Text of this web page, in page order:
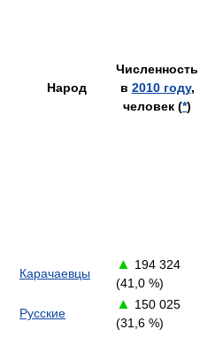
Народ
Численность
в 2010 году,
человек (*)
Карачаевцы
▲ 194 324
(41,0 %)
Русские
▲ 150 025
(31,6 %)